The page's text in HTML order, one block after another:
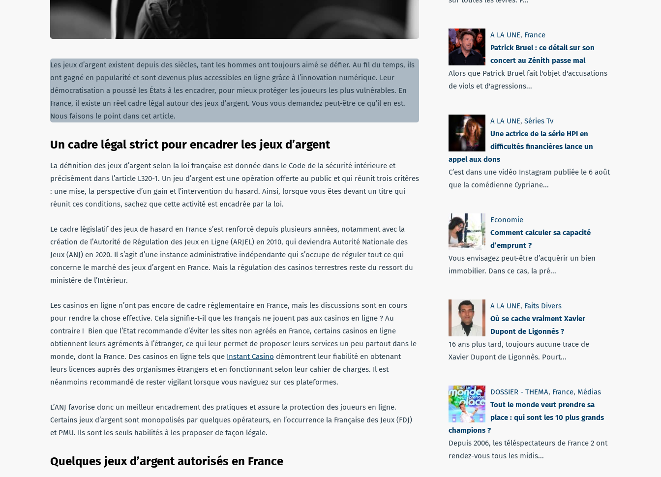
Les jeux d’argent existent depuis des siècles, tant les hommes ont toujours aimé se défier. Au fil du temps, ils
ont gagné en popularité et sont devenus plus accessibles en ligne grâce à l’innovation numérique. Leur
démocratisation a poussé les États à les encadrer, pour mieux protéger les joueurs les plus vulnérables. En
France, il existe un réel cadre légal autour des jeux d’argent. Vous vous demandez peut-être ce qu’il en est.
Nous faisons le point dans cet article.
Un cadre légal strict pour encadrer les jeux d’argent
La définition des jeux d’argent selon la loi française est donnée dans le Code de la sécurité intérieure et
précisément dans l’article L320-1. Un jeu d’argent est une opération offerte au public et qui réunit trois critères
: une mise, la perspective d’un gain et l’intervention du hasard. Ainsi, lorsque vous êtes devant un titre qui
réunit ces conditions, sachez que cette activité est encadrée par la loi.
Le cadre législatif des jeux de hasard en France s’est renforcé depuis plusieurs années, notamment avec la
création de l’Autorité de Régulation des Jeux en Ligne (ARJEL) en 2010, qui deviendra Autorité Nationale des
Jeux (ANJ) en 2020. Il s’agit d’une instance administrative indépendante qui s’occupe de réguler tout ce qui
concerne le marché des jeux d’argent en France. Mais la régulation des casinos terrestres reste du ressort du
ministère de l’Intérieur.
Les casinos en ligne n’ont pas encore de cadre réglementaire en France, mais les discussions sont en cours
pour rendre la chose effective. Cela signifie-t-il que les Français ne jouent pas aux casinos en ligne ? Au
contraire ! Bien que l’Etat recommande d’éviter les sites non agréés en France, certains casinos en ligne
obtiennent leurs agréments à l’étranger, ce qui leur permet de proposer leurs services un peu partout dans le
monde, dont la France. Des casinos en ligne tels que Instant Casino démontrent leur fiabilité en obtenant
leurs licences auprès des organismes étrangers et en fonctionnant selon leur cahier de charges. Il est
néanmoins recommandé de rester vigilant lorsque vous naviguez sur ces plateformes.
L’ANJ favorise donc un meilleur encadrement des pratiques et assure la protection des joueurs en ligne.
Certains jeux d’argent sont monopolisés par quelques opérateurs, en l’occurrence la Française des Jeux (FDJ)
et PMU. Ils sont les seuls habilités à les proposer de façon légale.
Quelques jeux d’argent autorisés en France
A LA UNE, France
Patrick Bruel : ce détail sur son
concert au Zénith passe mal
Alors que Patrick Bruel fait l'objet d'accusations
de viols et d'agressions...
A LA UNE, Séries Tv
Une actrice de la série HPI en
difficultés financières lance un
appel aux dons
C’est dans une vidéo Instagram publiée le 6 août
que la comédienne Cypriane...
Economie
Comment calculer sa capacité
d’emprunt ?
Vous envisagez peut-être d’acquérir un bien
immobilier. Dans ce cas, la pré...
A LA UNE, Faits Divers
Où se cache vraiment Xavier
Dupont de Ligonnès ?
16 ans plus tard, toujours aucune trace de
Xavier Dupont de Ligonnès. Pourt...
DOSSIER - THEMA, France, Médias
Tout le monde veut prendre sa
place : qui sont les 10 plus grands
champions ?
Depuis 2006, les téléspectateurs de France 2 ont
rendez-vous tous les midis...